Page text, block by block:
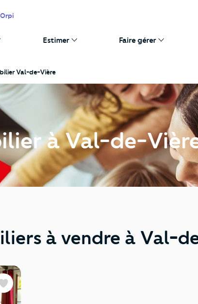
Estimer Faire gérer
Val-de-Vière
à Val-de-
à vendre à Val-
Favoris